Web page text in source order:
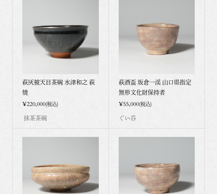
萩灰被天目茶碗 水津和之 萩
焼
¥220,000(税込)
抹茶茶碗
萩酒盃 坂倉一渓 山口県指定
無形文化財保持者
¥55,000(税込)
ぐい呑